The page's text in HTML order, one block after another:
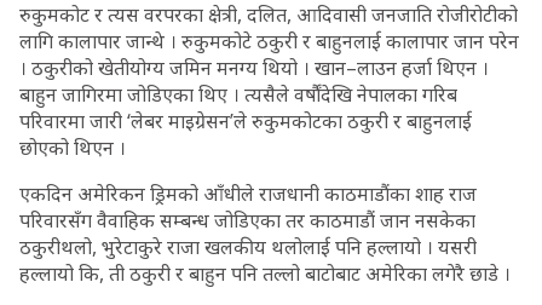
रुकुमकोट र त्यस वरपरका क्षेत्री, दलित, आदिवासी जनजाति रोजीरोटीको
लागि कालापार जान्थे । रुकुमकोटे ठकुरी र बाहुनलाई कालापार जान परेन
। ठकुरीको खेतीयोग्य जमिन मनग्य थियो । खान–लाउन हर्जा थिएन ।
बाहुन जागिरमा जोडिएका थिए । त्यसैले वर्षौंदेखि नेपालका गरिब
परिवारमा जारी ‘लेबर माइग्रेसन’ले रुकुमकोटका ठकुरी र बाहुनलाई
छोएको थिएन ।
एकदिन अमेरिकन ड्रिमको आँधीले राजधानी काठमाडौंका शाह राज
परिवारसँग वैवाहिक सम्बन्ध जोडिएका तर काठमाडौं जान नसकेका
ठकुरीथलो, भुरेटाकुरे राजा खलकीय थलोलाई पनि हल्लायो । यसरी
हल्लायो कि, ती ठकुरी र बाहुन पनि तल्लो बाटोबाट अमेरिका लगेरै छाडे ।